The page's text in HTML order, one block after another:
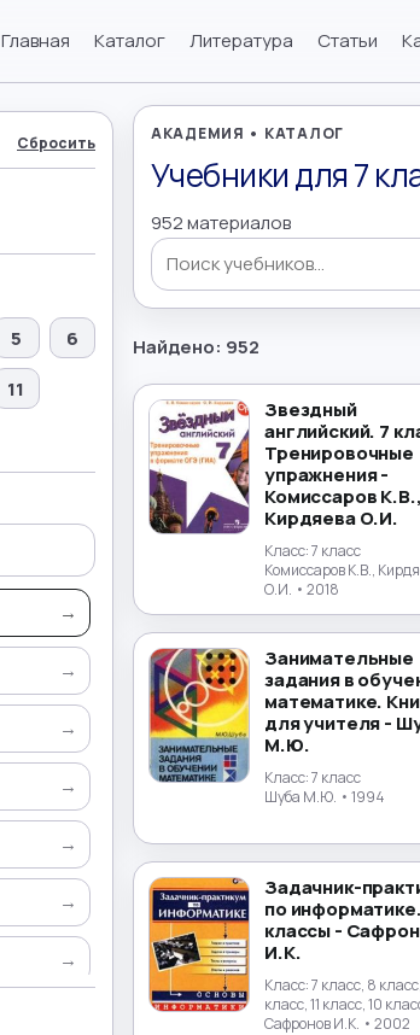
Главная Каталог Литература Статьи
Сбросить
5
6
11
→
→
→
→
→
→
→
АКАДЕМИЯ • КАТАЛОГ
Учебники для 7
952 материалов
Поиск учебников
Найдено: 952
Звездный
английский. 7
Тренировочные
упражнения -
Комиссаров К.В.,
Кирдяева О.И.
Класс:7 класс
Комиссаров К.В.,
О.И. • 2018
Занимательные
задания в
математике.
для учителя -
М.Ю.
Класс:7 класс
Шуба М.Ю. • 1994
Задачник-
по
классы -
И.К.
Класс:7 класс, 8
класс, 11 класс, 10
Сафронов И.К. • 2002